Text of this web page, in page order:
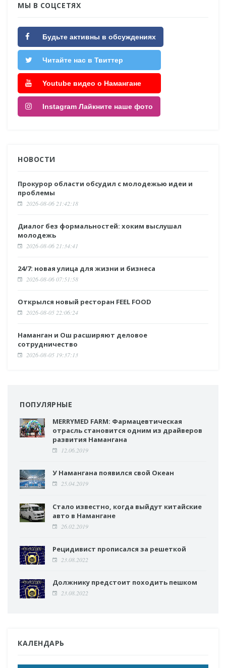
МЫ В СОЦСЕТЯХ
Будьте активны в обсуждениях
Читайте нас в Твиттер
Youtube видео о Намангане
Instagram Лайкните наше фото
НОВОСТИ
Прокурор области обсудил с молодежью идеи и
проблемы
2026-08-06 21:42:18
Диалог без формальностей: хоким выслушал
молодежь
2026-08-06 21:34:41
24/7: новая улица для жизни и бизнеса
2026-08-06 07:51:58
Открылся новый ресторан FEEL FOOD
2026-08-05 22:06:24
Наманган и Ош расширяют деловое
сотрудничество
2026-08-05 19:37:13
ПОПУЛЯРНЫЕ
MERRYMED FARM: Фармацевтическая
отрасль становится одним из драйверов
развития Намангана
12.06.2019
У Намангана появился свой Океан
25.04.2019
Стало известно, когда выйдут китайские
авто в Намангане
26.02.2019
Рецидивист прописался за решеткой
23.08.2022
Должнику предстоит походить пешком
23.08.2022
КАЛЕНДАРЬ